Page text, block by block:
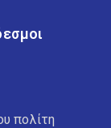
πολίτη